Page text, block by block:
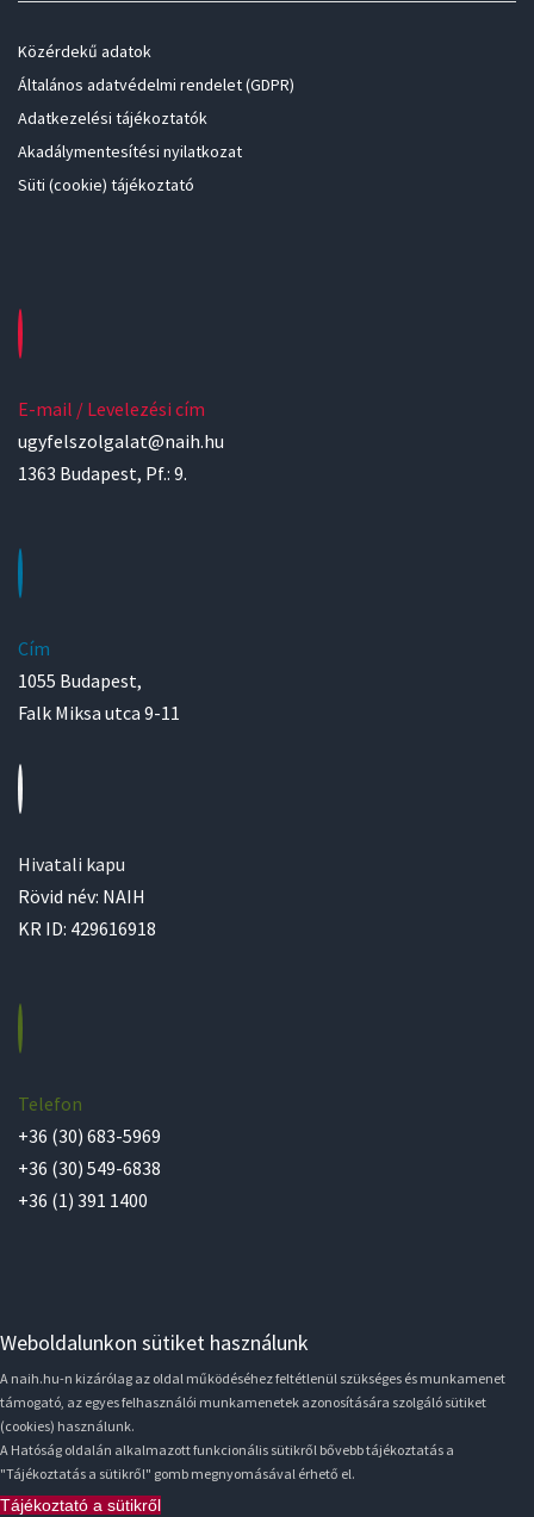
Közérdekű adatok
Általános adatvédelmi rendelet (GDPR)
Adatkezelési tájékoztatók
Akadálymentesítési nyilatkozat
Süti (cookie) tájékoztató
E-mail / Levelezési cím
ugyfelszolgalat@naih.hu
1363 Budapest, Pf.: 9.
Cím
1055 Budapest,
Falk Miksa utca 9-11
Hivatali kapu
Rövid név: NAIH
KR ID: 429616918
Telefon
+36 (30) 683-5969
+36 (30) 549-6838
+36 (1) 391 1400
Weboldalunkon sütiket használunk
A naih.hu-n kizárólag az oldal működéséhez feltétlenül szükséges és munkamenet
támogató, az egyes felhasználói munkamenetek azonosítására szolgáló sütiket
(cookies) használunk.
A Hatóság oldalán alkalmazott funkcionális sütikről bővebb tájékoztatás a
"Tájékoztatás a sütikről" gomb megnyomásával érhető el.
Tájékoztató a sütikről